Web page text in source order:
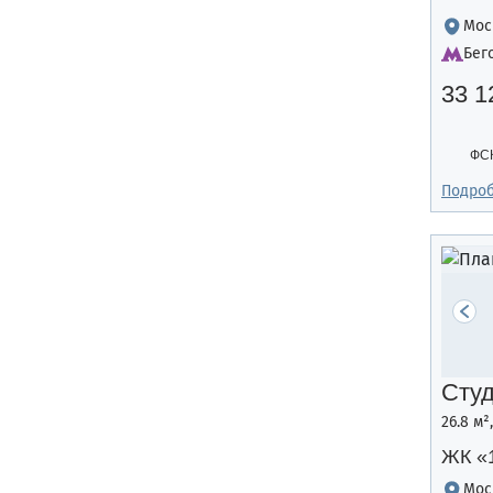
33
26.8
ЖК